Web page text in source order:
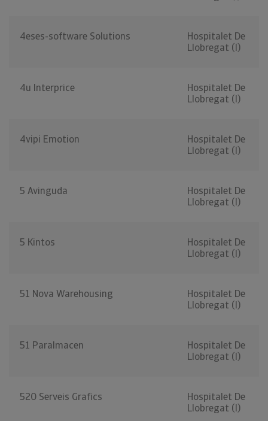
4eses-software Solutions
Hospitalet De
Llobregat (l)
4u Interprice
Hospitalet De
Llobregat (l)
4vipi Emotion
Hospitalet De
Llobregat (l)
5 Avinguda
Hospitalet De
Llobregat (l)
5 Kintos
Hospitalet De
Llobregat (l)
51 Nova Warehousing
Hospitalet De
Llobregat (l)
51 Paralmacen
Hospitalet De
Llobregat (l)
520 Serveis Grafics
Hospitalet De
Llobregat (l)